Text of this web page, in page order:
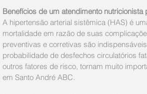
Benefícios de um atendimento
A hipertensão arterial sistêmica (HAS) é
mortalidade em razão de suas
preventivas e corretivas são
probabilidade de desfechos circulatórios
outros fatores de risco, tornam muito
em Santo André ABC.